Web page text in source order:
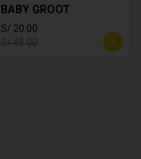
BABY GROOT
S/ 20.00
S/ 45.00